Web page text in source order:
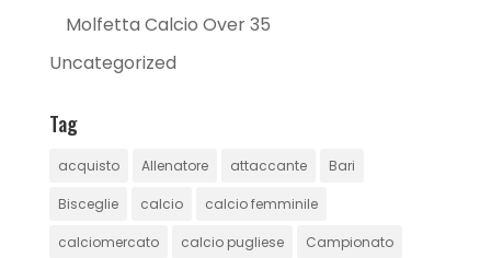
Molfetta Calcio Over 35
Uncategorized
Tag
acquisto Allenatore attaccante Bari
Bisceglie calcio calcio femminile
calciomercato calcio pugliese Campionato